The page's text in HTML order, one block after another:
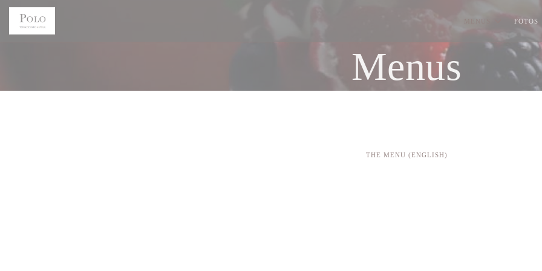
Painel de Gerenciamento de Cookies
MENUS
FOTOS
Menus
THE MENU (ENGLISH)